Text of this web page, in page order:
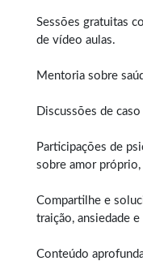
Sessões gratuitas
de vídeo aulas.
Mentoria sobre
Discussões de
Participações de
sobre amor
Compartilhe e
traição, ansiedade
Conteúdo